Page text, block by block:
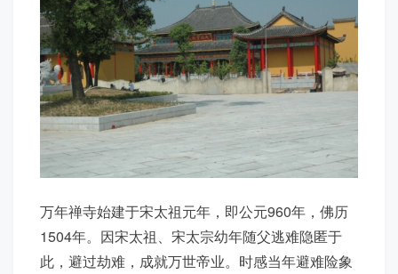
万年禅寺始建于宋太祖元年，即公元960年，佛历
1504年。因宋太祖、宋太宗幼年随父逃难隐匿于
此，避过劫难，成就万世帝业。时感当年避难险象